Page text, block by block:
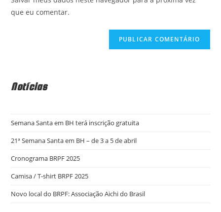
site
que eu comentar.
Notícias
Semana Santa em BH terá inscrição gratuita
21ª Semana Santa em BH – de 3 a 5 de abril
Cronograma BRPF 2025
Camisa / T-shirt BRPF 2025
Novo local do BRPF: Associação Aichi do Brasil